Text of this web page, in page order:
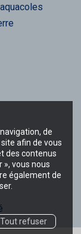
de
afin de vous
des contenus
», vous nous
également de
Tout refuser